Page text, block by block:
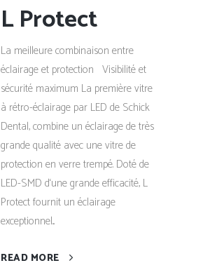
L Protect
La meilleure combinaison entre
éclairage et protection Visibilité et
sécurité maximum La première vitre
à rétro-éclairage par LED de Schick
Dental, combine un éclairage de très
grande qualité avec une vitre de
protection en verre trempé. Doté de
LED-SMD d‘une grande efficacité, L
Protect fournit un éclairage
exceptionnel...
READ MORE